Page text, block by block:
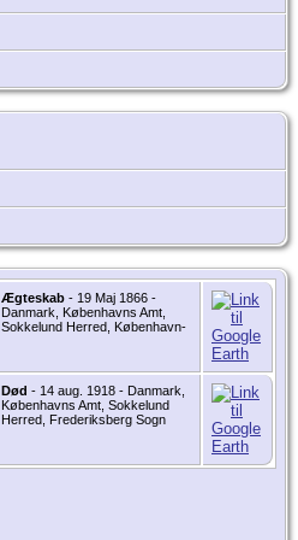
Ægteskab - 19 Maj 1866 -
Danmark, Københavns Amt,
Sokkelund Herred, København-
Død - 14 aug. 1918 - Danmark,
Københavns Amt, Sokkelund
Herred, Frederiksberg Sogn